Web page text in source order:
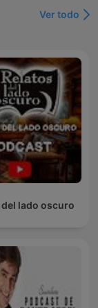
Ver todo
del lado oscuro